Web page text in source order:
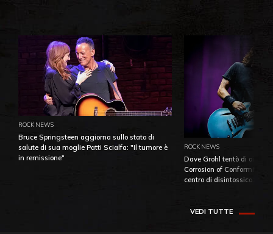
ROCK NEWS
Bruce Springsteen aggiorna sullo stato di
salute di sua moglie Patti Scialfa: "Il tumore è
in remissione"
ROCK NEWS
Dave Grohl tentò di
Corrosion of Conformity
centro di
VEDI TUTTE